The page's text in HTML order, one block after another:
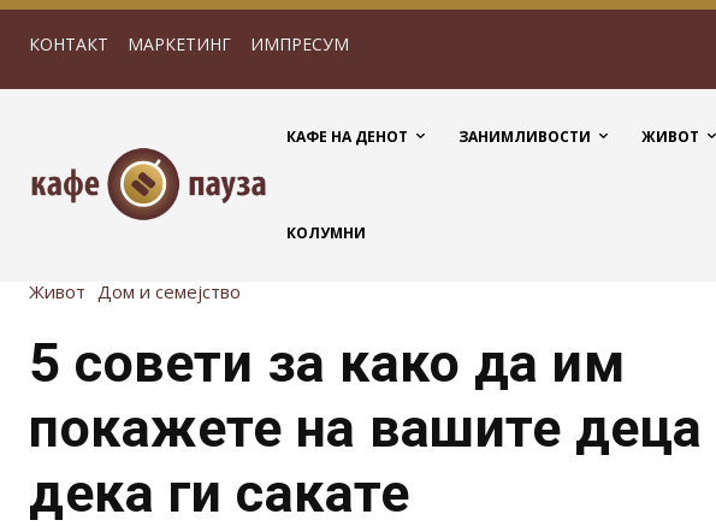
КОНТАКТ МАРКЕТИНГ ИМПРЕСУМ
КАФЕ НА ДЕНОТ ЗАНИМЛИВОСТИ ЖИВОТ
КОЛУМНИ
Живот Дом и семејство
5 совети за како да им
покажете на вашите деца
дека ги сакате